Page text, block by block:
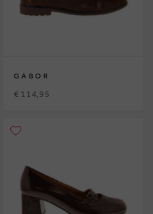
GABOR
€ 114,95